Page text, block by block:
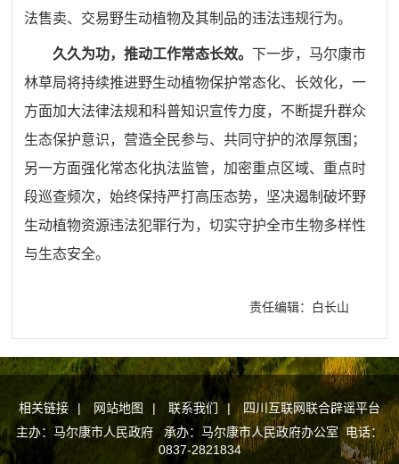
法售卖、交易野生动植物及其制品的违法违规行为。
久久为功，推动工作常态长效。下一步，马尔康市
林草局将持续推进野生动植物保护常态化、长效化，一
方面加大法律法规和科普知识宣传力度，不断提升群众
生态保护意识，营造全民参与、共同守护的浓厚氛围；
另一方面强化常态化执法监管，加密重点区域、重点时
段巡查频次，始终保持严打高压态势，坚决遏制破坏野
生动植物资源违法犯罪行为，切实守护全市生物多样性
与生态安全。
责任编辑：白长山
相关链接 | 网站地图 | 联系我们 |
四川互联网联合辟谣平台
主办：马尔康市人民政府 承办：马尔康市人民政府办公室 电话：
0837-2821834